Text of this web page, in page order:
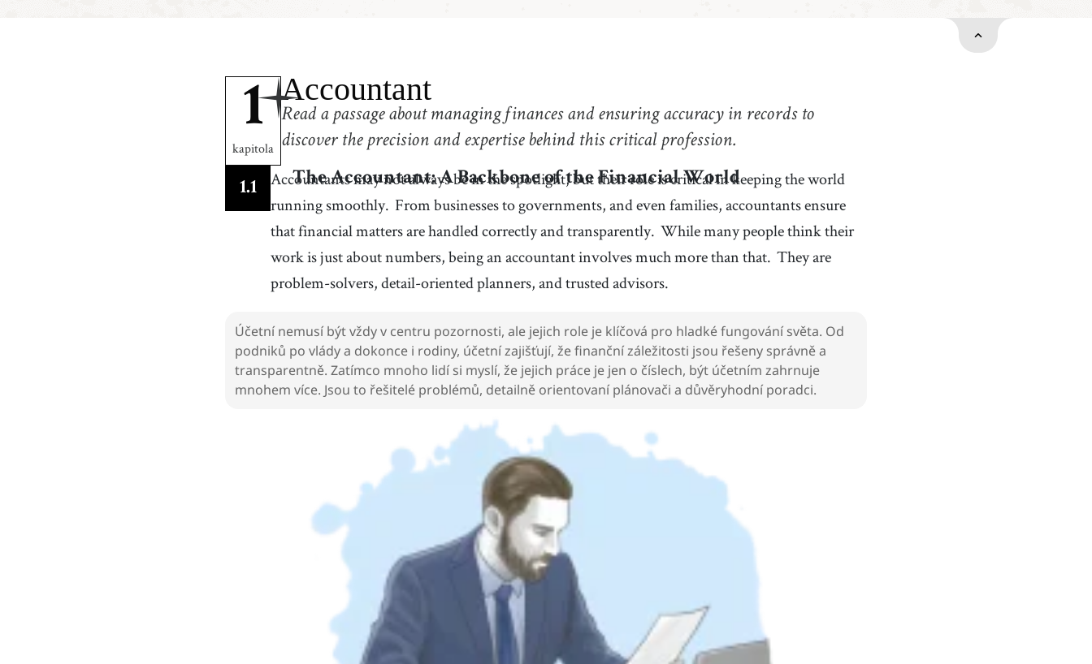
1
kapitola
Accountant
Read a passage about managing finances and ensuring accuracy in records to
discover the precision and expertise behind this critical profession.
The Accountant: A Backbone of the Financial World
1.1
Accountants may not always be in the spotlight, but their role is critical in keeping the world
running smoothly. From businesses to governments, and even families, accountants ensure
that financial matters are handled correctly and transparently. While many people think their
work is just about numbers, being an accountant involves much more than that. They are
problem-solvers, detail-oriented planners, and trusted advisors.
Účetní nemusí být vždy v centru pozornosti, ale jejich role je klíčová pro hladké fungování světa. Od
podniků po vlády a dokonce i rodiny, účetní zajišťují, že finanční záležitosti jsou řešeny správně a
transparentně. Zatímco mnoho lidí si myslí, že jejich práce je jen o číslech, být účetním zahrnuje
mnohem více. Jsou to řešitelé problémů, detailně orientovaní plánovači a důvěryhodní poradci.